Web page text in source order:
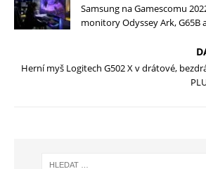
Samsung na Gamescomu
monitory Odyssey Ark, G65B
Herní myš Logitech G502 X v drátové,